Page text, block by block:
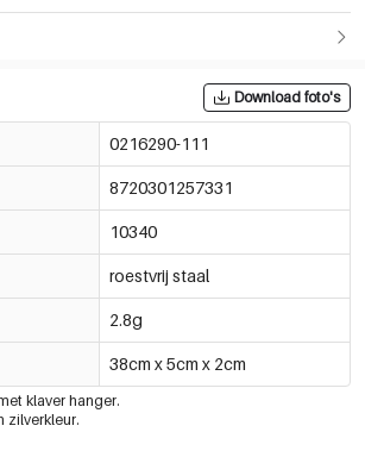
Download foto's
0216290-111
8720301257331
10340
roestvrij staal
2.8g
38cm x 5cm x 2cm
klaver hanger.
zilverkleur.